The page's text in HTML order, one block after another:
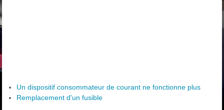
Un dispositif consommateur de courant ne fonctionne plus
Remplacement d'un fusible